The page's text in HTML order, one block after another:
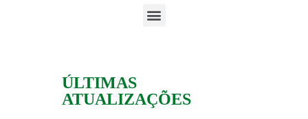
ÚLTIMAS
ATUALIZAÇÕES